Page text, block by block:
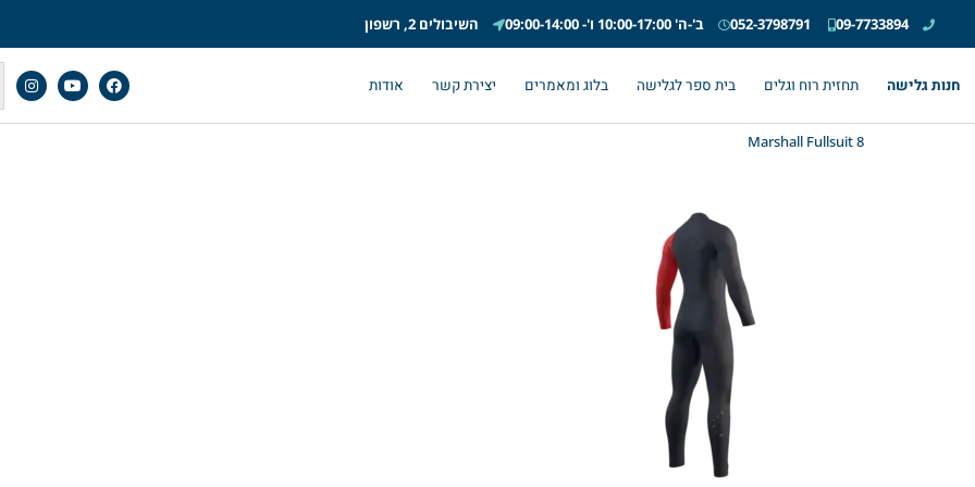
09-7733894
052-3798791 ב'-ה' 10:00-17:00 ו'- 09:00-14:00 השיבולים 2, רשפון
חנות גלישה תחזית רוח וגלים בית ספר לגלישה בלוג ומאמרים יצירת קשר אודות
Marshall Fullsuit 8